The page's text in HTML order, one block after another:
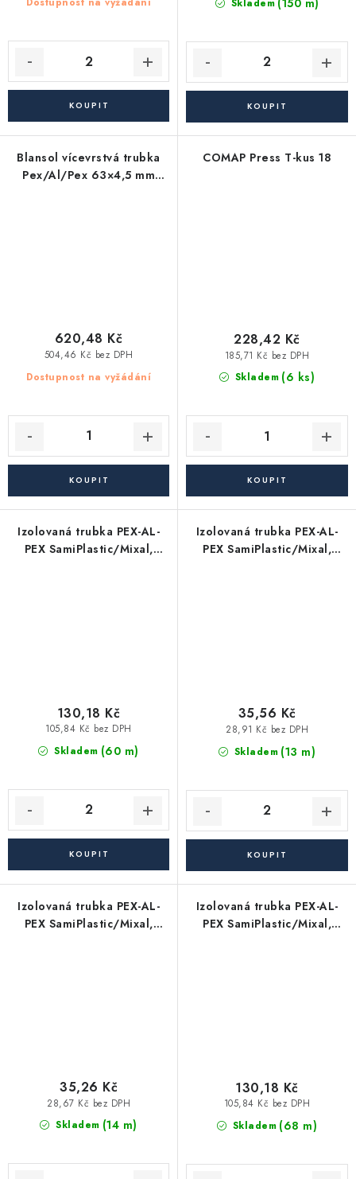
Skladem
Blansol vícevrstvá trubka
Pex/Al/Pex 63×4,5 mm
Dostupnost na vyžádání
504,46 Kč bez DPH
620,48 Kč
COMAP Press T-kus 18
Skladem (6 ks)
185,71 Kč bez DPH
228,42 Kč
Izolovaná trubka PEX-AL-
PEX SamiPlastic/Mixal,
Skladem (60 m)
105,84 Kč bez DPH
130,18 Kč
Izolovaná trubka PEX-AL-
PEX SamiPlastic/Mixal,
Skladem (13 m)
28,91 Kč bez DPH
35,56 Kč
Izolovaná trubka PEX-AL-
PEX SamiPlastic/Mixal,
Skladem (14 m)
28,67 Kč bez DPH
35,26 Kč
Izolovaná trubka PEX-AL-
PEX SamiPlastic/Mixal,
Skladem (68 m)
105,84 Kč bez DPH
130,18 Kč